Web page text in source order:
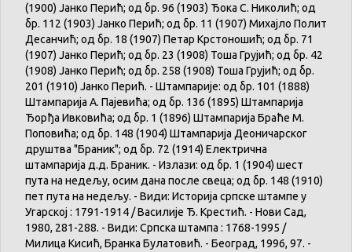
(1900) Јанко Перић; од бр. 96 (1903) Ђока С. Николић; од
бр. 112 (1903) Јанко Перић; од бр. 11 (1907) Михајло Полит
Десанчић; од бр. 18 (1907) Петар Крстоношић; од бр. 71
(1907) Јанко Перић; од бр. 23 (1908) Тоша Грујић; од бр. 42
(1908) Јанко Перић; од бр. 258 (1908) Тоша Грујић; од бр.
201 (1910) Јанко Перић. - Штампарије: од бр. 101 (1888)
Штампарија А. Пајевића; од бр. 136 (1895) Штампарија
Ђорђа Ивковића; од бр. 1 (1896) Штампарија Браће М.
Поповића; од бр. 148 (1904) Штампарија Деоничарског
друштва "Браник"; од бр. 72 (1914) Електрична
штампарија д.д. Браник. - Излази: од бр. 1 (1904) шест
пута на недељу, осим дана после свеца; од бр. 148 (1910)
пет пута на недељу. - Види: Историја српске штампе у
Угарској : 1791-1914 / Василије Ђ. Крестић. - Нови Сад,
1980, 281-288. - Види: Српска штампа : 1768-1995 /
Милица Кисић, Бранка Булатовић. - Београд, 1996, 97. -